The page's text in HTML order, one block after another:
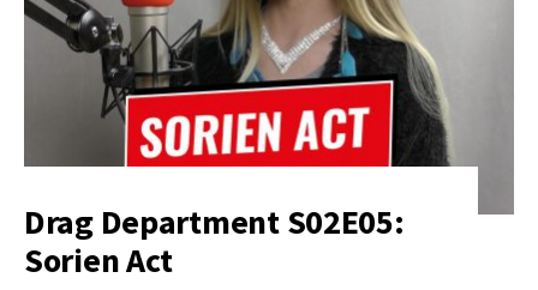
Drag Department S02E05:
Sorien Act